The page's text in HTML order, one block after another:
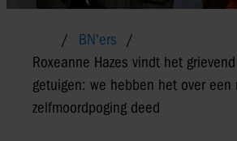
BN'ers
Roxeanne Hazes vindt het
getuigen: we hebben het over een
zelfmoordpoging deed